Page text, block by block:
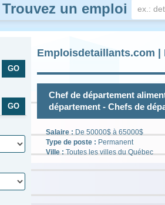
Trouvez un emploi
Emploisdetaillants.com |
Chef de département
département - Chefs de
Salaire :De 50000$ à 65000$
Type de poste : Permanent
Ville :Toutes les villes du Québec